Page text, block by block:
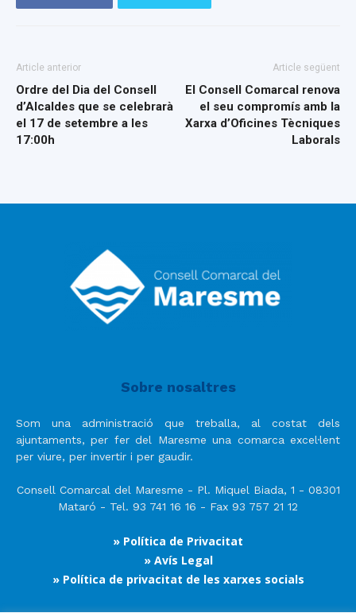
Article anterior
Ordre del Dia del Consell
d’Alcaldes que se celebrarà
el 17 de setembre a les
17:00h
Article següent
El Consell Comarcal renova
el seu compromís amb la
Xarxa d’Oficines Tècniques
Laborals
Sobre nosaltres
Som una administració que treballa, al costat dels
ajuntaments, per fer del Maresme una comarca excel·lent
per viure, per invertir i per gaudir.
Consell Comarcal del Maresme - Pl. Miquel Biada, 1 - 08301
Mataró - Tel. 93 741 16 16 - Fax 93 757 21 12
» Política de Privacitat
» Avís Legal
» Política de privacitat de les xarxes socials